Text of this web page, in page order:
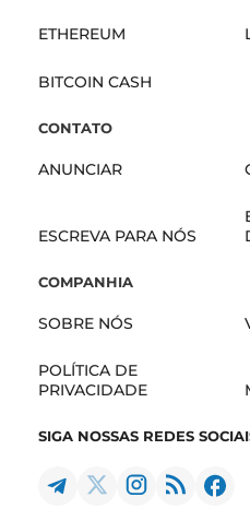
ETHEREUM
BITCOIN CASH
CONTATO
ANUNCIAR
ESCREVA PARA NÓS
COMPANHIA
SOBRE NÓS
POLÍTICA DE
PRIVACIDADE
SIGA NOSSAS REDES